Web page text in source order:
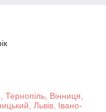
Вінниця,
Львів, Івано-